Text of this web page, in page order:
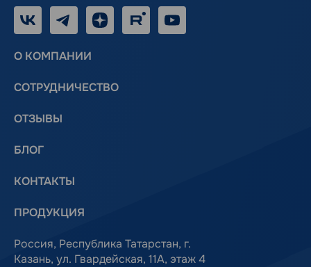
VK TelegramДзен RUTUBE
О КОМПАНИИ
СОТРУДНИЧЕСТВО
ОТЗЫВЫ
БЛОГ
КОНТАКТЫ
ПРОДУКЦИЯ
Россия, Республика Татарстан, г.
Казань, ул. Гвардейская, 11А, этаж 4